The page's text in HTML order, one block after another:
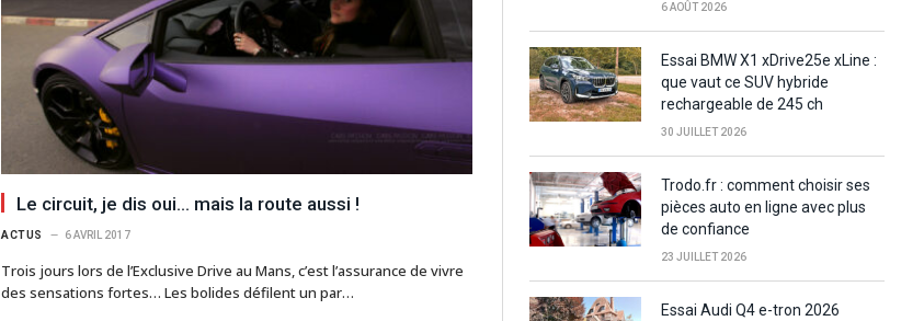
Le circuit, je dis oui… mais la route aussi !
ACTUS 6 AVRIL 2017
Trois jours lors de l’Exclusive Drive au Mans, c’est l’assurance de vivre
des sensations fortes… Les bolides défilent un par…
6 AOÛT 2026
Essai BMW X1 xDrive25e xLine :
que vaut ce SUV hybride
rechargeable de 245 ch
30 JUILLET 2026
Trodo.fr : comment choisir ses
pièces auto en ligne avec plus
de confiance
23 JUILLET 2026
Essai Audi Q4 e-tron 2026